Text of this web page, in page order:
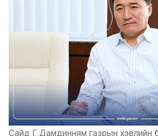
Сайд Г.Дамдинням газрын хэвлийн